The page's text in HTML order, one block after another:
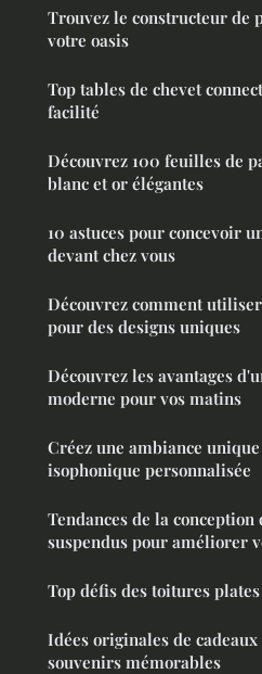
Trouvez le constructeur de
votre oasis
Top tables de chevet
facilité
Découvrez 100 feuilles de
blanc et or élégantes
10 astuces pour concevoir
devant chez vous
Découvrez comment
pour des designs uniques
Découvrez les avantages
moderne pour vos matins
Créez une ambiance
isophonique personnalisée
Tendances de la
suspendus pour améliorer
Top défis des toitures
Idées originales de
souvenirs mémorables